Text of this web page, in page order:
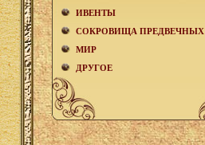
ИВЕНТЫ
СОКРОВИЩА ПРЕДВЕЧНЫХ
МИР
ДРУГОЕ